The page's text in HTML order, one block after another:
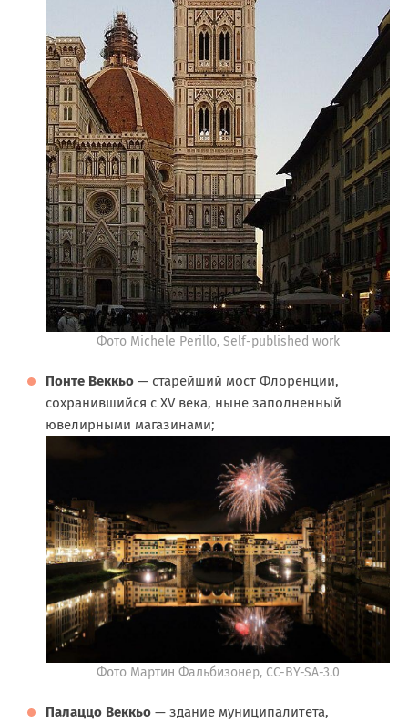
Фото Michele Perillo, Self-published work
Понте Веккьо — старейший мост Флоренции,
сохранившийся с XV века, ныне заполненный
ювелирными магазинами;
Фото Мартин Фальбизонер, CC-BY-SA-3.0
Палаццо Веккьо — здание муниципалитета,